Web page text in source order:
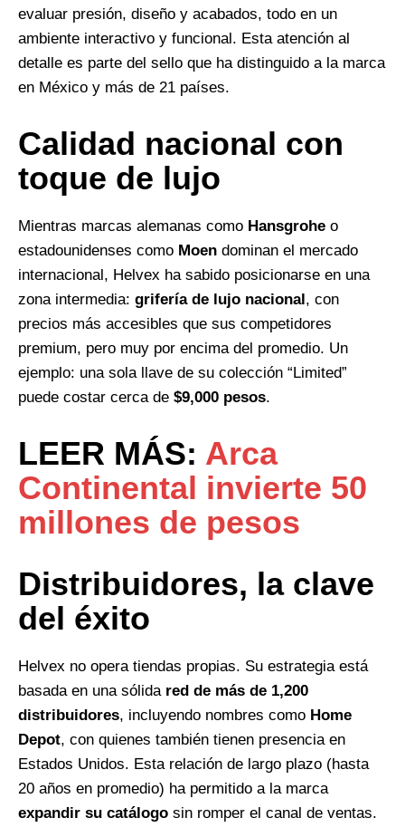
evaluar presión, diseño y acabados, todo en un
ambiente interactivo y funcional. Esta atención al
detalle es parte del sello que ha distinguido a la marca
en México y más de 21 países.
Calidad nacional con
toque de lujo
Mientras marcas alemanas como Hansgrohe o
estadounidenses como Moen dominan el mercado
internacional, Helvex ha sabido posicionarse en una
zona intermedia: grifería de lujo nacional , con
precios más accesibles que sus competidores
premium, pero muy por encima del promedio. Un
ejemplo: una sola llave de su colección “Limited”
puede costar cerca de $9,000 pesos.
LEER MÁS: Arca
Continental invierte 50
millones de pesos
Distribuidores, la clave
del éxito
Helvex no opera tiendas propias. Su estrategia está
basada en una sólida red de más de 1,200
distribuidores, incluyendo nombres como Home
Depot, con quienes también tienen presencia en
Estados Unidos. Esta relación de largo plazo (hasta
20 años en promedio) ha permitido a la marca
expandir su catálogo sin romper el canal de ventas.